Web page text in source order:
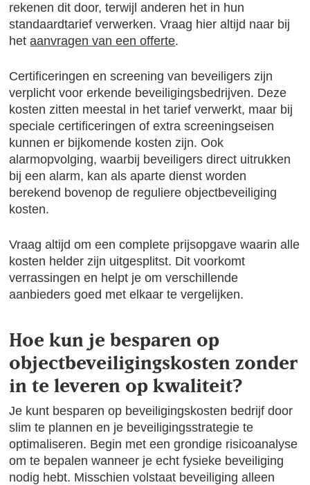
rekenen dit door, terwijl anderen het in hun
standaardtarief verwerken. Vraag hier altijd naar bij
hetaanvragen van een offerte.
Certificeringen en screening van beveiligers zijn
verplicht voor erkende beveiligingsbedrijven. Deze
kosten zitten meestal in het tarief verwerkt, maar bij
speciale certificeringen of extra screeningseisen
kunnen er bijkomende kosten zijn. Ook
alarmopvolging, waarbij beveiligers direct uitrukken
bij een alarm, kan als aparte dienst worden
berekend bovenop de reguliere objectbeveiliging
kosten.
Vraag altijd om een complete prijsopgave waarin alle
kosten helder zijn uitgesplitst. Dit voorkomt
verrassingen en helpt je om verschillende
aanbieders goed met elkaar te vergelijken.
Hoe kun je besparen op
objectbeveiligingskosten zonder
in te leveren op kwaliteit?
Je kunt besparen op beveiligingskosten bedrijf door
slim te plannen en je beveiligingsstrategie te
optimaliseren. Begin met een grondige risicoanalyse
om te bepalen wanneer je echt fysieke beveiliging
nodig hebt. Misschien volstaat beveiliging alleen